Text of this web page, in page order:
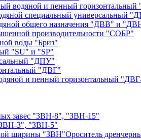
водяной и пенный
специальный универсальный
общего назначения "ДВВ" и
производительности "СОБР"
воды "Бриз"
"SU" и "SP"
"ДПУ"
"ДВГ"
и пенный горизонтальный
завес "ЗВН-8", "ЗВН-15"
3", "ЗВН-5"
Ороситель